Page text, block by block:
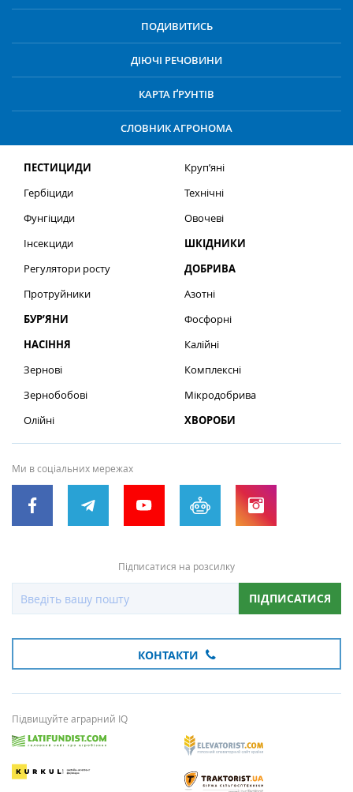
ПОДИВИТИСЬ
ДІЮЧІ РЕЧОВИНИ
КАРТА ҐРУНТІВ
СЛОВНИК АГРОНОМА
ПЕСТИЦИДИ
Гербіциди
Фунгіциди
Інсекциди
Регулятори росту
Протруйники
БУР’ЯНИ
НАСІННЯ
Зернові
Зернобобові
Олійні
Круп’яні
Технічні
Овочеві
ШКІДНИКИ
ДОБРИВА
Азотні
Фосфорні
Калійні
Комплексні
Мікродобрива
ХВОРОБИ
Ми в соціальних мережах
Підписатися на розсилку
ПІДПИСАТИСЯ
КОНТАКТИ
Підвищуйте аграрний IQ